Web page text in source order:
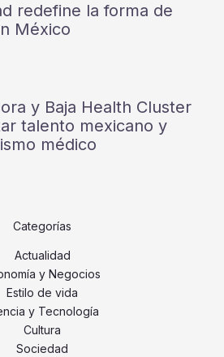
redefine la forma de
México
y Baja Health Cluster
talento mexicano y
médico
Categorías
Actualidad
y Negocios
Estilo de vida
y Tecnología
Cultura
Sociedad